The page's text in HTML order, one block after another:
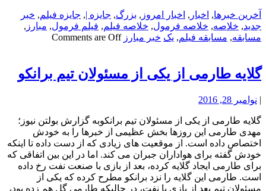
آخرین خبرها, اخبار , اخبار امروز , بزرگ, جایزه |, جایزه فیلم, خبر
جدید, خلاصه, خلاصه فرمول, خلاصه فیلم, فیلم فرمول, مبارز ,
مسابقه, مسابقه فیلم, یک خبر مبارز Comments are Off
گلایه طارمی از یکی از مسئولان تیم برانکو
| نوامبر 28, 2016
گلایه طارمی از یکی از مسئولان تیم برانکوبه گزارش بولتن نیوز؛
مهدی طارمی این روزها بخش عظیمی از خبرها را به خودش
اختصاص داده است. از موقعیت های زیادی که از دست داده تا اینکه
خودش گفته برای هواداران جبران می کند. اما در این بین اتفاقی که
برای طارمی ایجاد گلایه کرده، بعد از بازی با صنعت نفت رخ داده
است. طارمی این گلایه را نزد برانکو مطرح کرده که یکی از
مسئولان تیم بعد از بازی با نفت، در حالیکه طارمی گل هم زده بود،